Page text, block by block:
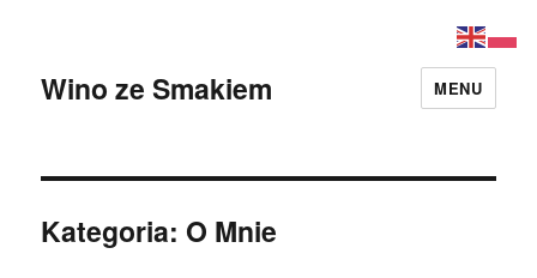
Wino ze Smakiem MENU
Kategoria: O Mnie